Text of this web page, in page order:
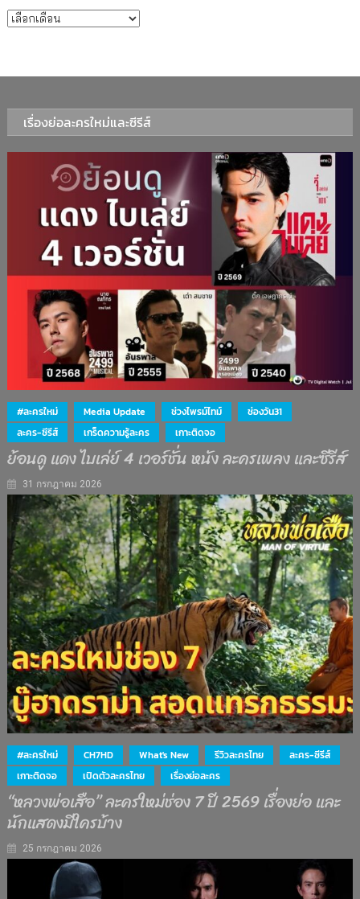
บทความรายเดือน
เรื่องย่อละครใหม่และซีรีส์
#ละครใหม่ Media Update ช่วงไพรม์ไทม์
ช่องวัน31
ละคร-ซีรีส์
เกร็ดความรู้ละคร เกาะติดจอ
ย้อนดู แดง ไบเล่ย์ 4 เวอร์ชั่น หนัง ละครเพลง และซีรีส์
31 กรกฎาคม 2026
#ละครใหม่ CH7HD What's New รีวิวละครไทย
ละคร-ซีรีส์
เกาะติดจอ
เปิดตัวละครไทย เรื่องย่อละคร
“หลวงพ่อเสือ” ละครใหม่ช่อง 7 ปี 2569 เรื่องย่อ และ
นักแสดงมีใครบ้าง
25 กรกฎาคม 2026